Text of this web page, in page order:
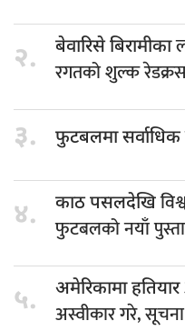
२. बेवारिसे बिरामीका
रगतको शुल्क
३. फुटबलमा सर्वाधिक
४. काठ पसलदेखि
फुटबलको नयाँ
५. अमेरिकामा हतियार
अस्वीकार गरे,